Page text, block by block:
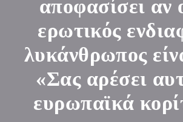
αποφασίσει αν
ερωτικός
λυκάνθρωπος
«Σας αρέσει
ευρωπαϊκά